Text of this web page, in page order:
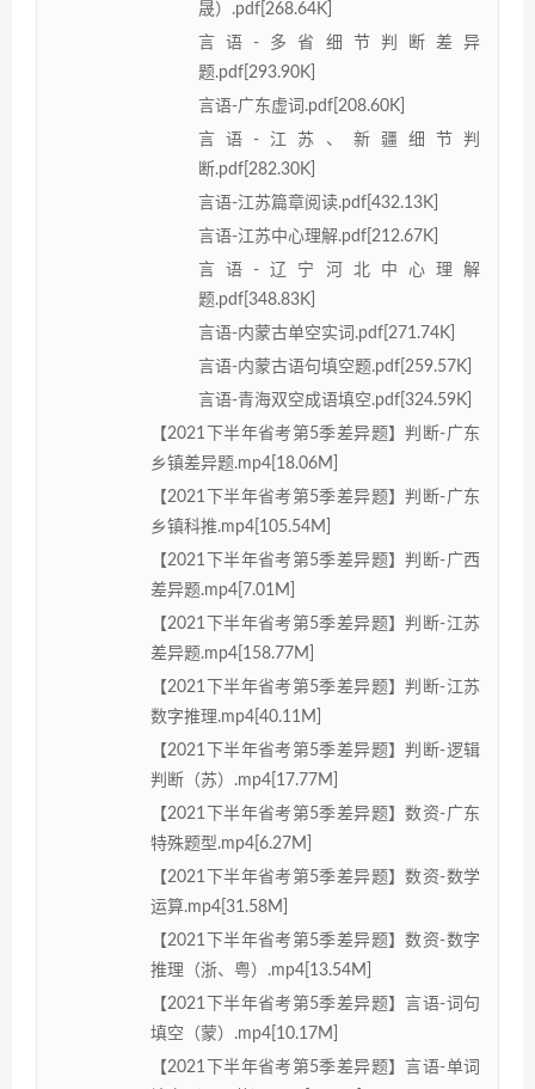
晟）.pdf[268.64K]
言语-多省细节判断差异
题.pdf[293.90K]
言语-广东虚词.pdf[208.60K]
言语-江苏、新疆细节判
断.pdf[282.30K]
言语-江苏篇章阅读.pdf[432.13K]
言语-江苏中心理解.pdf[212.67K]
言语-辽宁河北中心理解
题.pdf[348.83K]
言语-内蒙古单空实词.pdf[271.74K]
言语-内蒙古语句填空题.pdf[259.57K]
言语-青海双空成语填空.pdf[324.59K]
【2021下半年省考第5季差异题】判断-广东
乡镇差异题.mp4[18.06M]
【2021下半年省考第5季差异题】判断-广东
乡镇科推.mp4[105.54M]
【2021下半年省考第5季差异题】判断-广西
差异题.mp4[7.01M]
【2021下半年省考第5季差异题】判断-江苏
差异题.mp4[158.77M]
【2021下半年省考第5季差异题】判断-江苏
数字推理.mp4[40.11M]
【2021下半年省考第5季差异题】判断-逻辑
判断（苏）.mp4[17.77M]
【2021下半年省考第5季差异题】数资-广东
特殊题型.mp4[6.27M]
【2021下半年省考第5季差异题】数资-数学
运算.mp4[31.58M]
【2021下半年省考第5季差异题】数资-数字
推理（浙、粤）.mp4[13.54M]
【2021下半年省考第5季差异题】言语-词句
填空（蒙）.mp4[10.17M]
【2021下半年省考第5季差异题】言语-单词